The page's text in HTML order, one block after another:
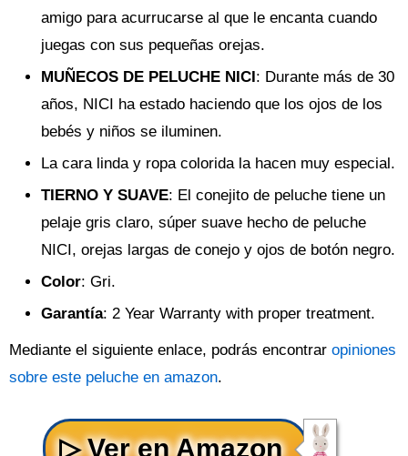
amigo para acurrucarse al que le encanta cuando
juegas con sus pequeñas orejas.
MUÑECOS DE PELUCHE NICI: Durante más de 30
años, NICI ha estado haciendo que los ojos de los
bebés y niños se iluminen.
La cara linda y ropa colorida la hacen muy especial.
TIERNO Y SUAVE: El conejito de peluche tiene un
pelaje gris claro, súper suave hecho de peluche
NICI, orejas largas de conejo y ojos de botón negro.
Color: Gri.
Garantía: 2 Year Warranty with proper treatment.
Mediante el siguiente enlace, podrás encontrar opiniones
sobre este peluche en amazon.